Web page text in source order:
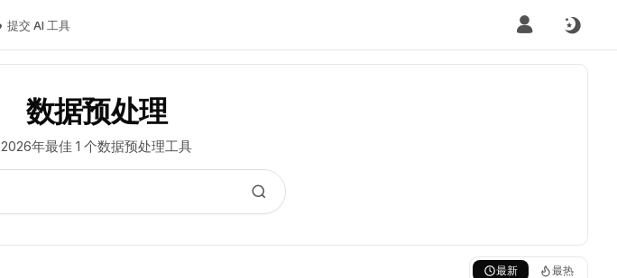
提交 AI 工具
数据预处理
2026年最佳 1 个数据预处理工具
最新 最热